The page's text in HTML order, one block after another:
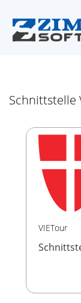
Schnittstelle
VIETour